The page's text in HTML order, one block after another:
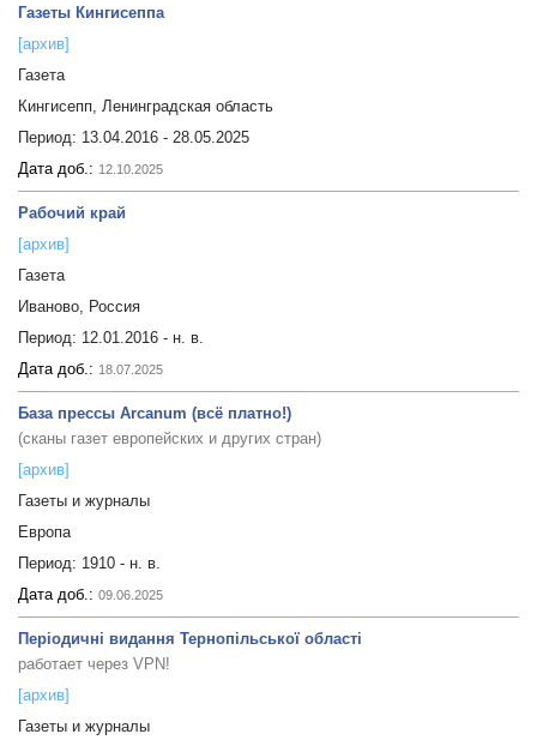
Газеты Кингисеппа
[архив]
Газета
Кингисепп, Ленинградская область
Период: 13.04.2016 - 28.05.2025
Дата доб.: 12.10.2025
Рабочий край
[архив]
Газета
Иваново, Россия
Период: 12.01.2016 - н. в.
Дата доб.: 18.07.2025
База прессы Arcanum (всё платно!)
(сканы газет европейских и других стран)
[архив]
Газеты и журналы
Европа
Период: 1910 - н. в.
Дата доб.: 09.06.2025
Періодичні видання Тернопільської області
работает через VPN!
[архив]
Газеты и журналы